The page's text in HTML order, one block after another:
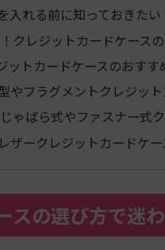
入れる前に知っておきた
クレジットカードケース
ットカードケースのおすす
やフラグメントクレジッ
ゃばら式やファスナー式
ザークレジットカードケ
スの選び方で迷